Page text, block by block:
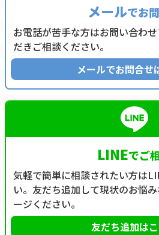
メールでお
お電話が苦手な方はお問い合わ
だきご相談ください。
メールでお問合せ
LINEでご
気軽で簡単に相談されたい方は
い。友だち追加して現状のお悩
ージください。
友だち追加は